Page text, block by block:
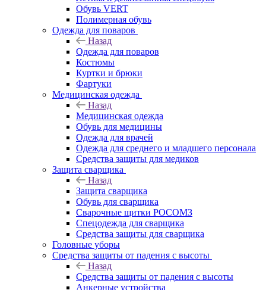
Обувь VERT
Полимерная обувь
Одежда для поваров
Назад
Одежда для поваров
Костюмы
Куртки и брюки
Фартуки
Медицинская одежда
Назад
Медицинская одежда
Обувь для медицины
Одежда для врачей
Одежда для среднего и младшего персонала
Средства защиты для медиков
Защита сварщика
Назад
Защита сварщика
Обувь для сварщика
Сварочные щитки РОСОМЗ
Спецодежда для сварщика
Средства защиты для сварщика
Головные уборы
Средства защиты от падения с высоты
Назад
Средства защиты от падения с высоты
Анкерные устройства